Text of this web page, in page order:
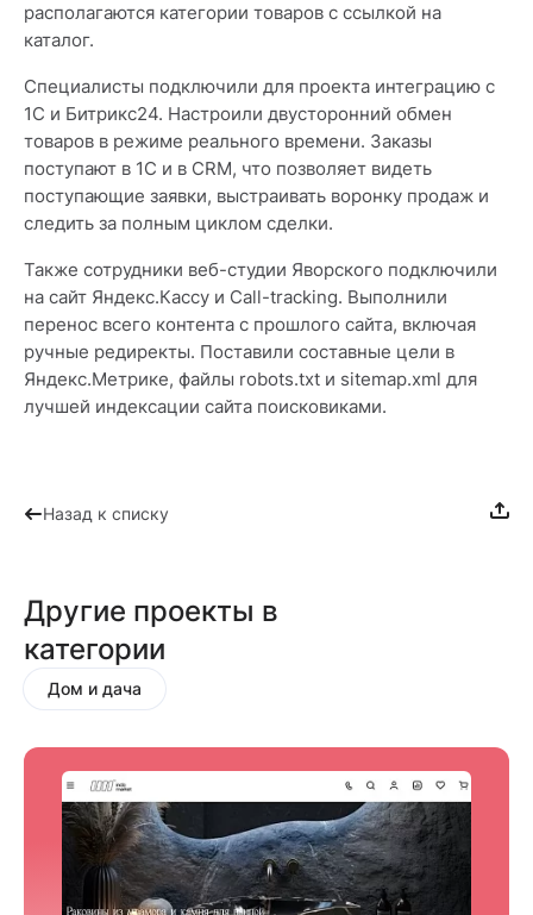
располагаются категории товаров с ссылкой на
каталог.
Специалисты подключили для проекта интеграцию с
1С и Битрикс24. Настроили двусторонний обмен
товаров в режиме реального времени. Заказы
поступают в 1C и в CRM, что позволяет видеть
поступающие заявки, выстраивать воронку продаж и
следить за полным циклом сделки.
Также сотрудники веб-студии Яворского подключили
на сайт Яндекс.Кассу и Call-tracking. Выполнили
перенос всего контента с прошлого сайта, включая
ручные редиректы. Поставили составные цели в
Яндекс.Метрике, файлы robots.txt и sitemap.xml для
лучшей индексации сайта поисковиками.
Назад к списку
Другие проекты в
категории
Дом и дача